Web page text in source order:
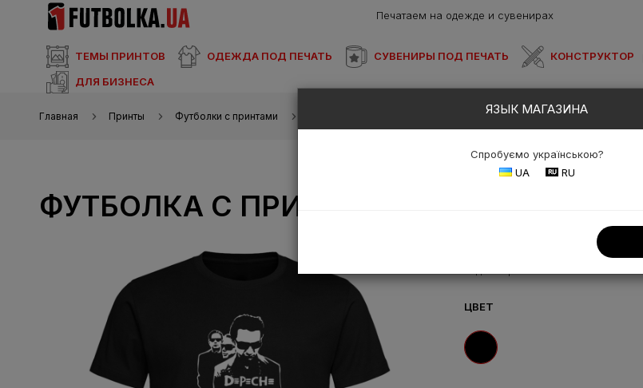
Печатаем на одежде и сувенирах
ТЕМЫ ПРИНТОВ ОДЕЖДА ПОД ПЕЧАТЬ СУВЕНИРЫ ПОД ПЕЧАТЬ КОНСТРУКТОР
ДЛЯ БИЗНЕСА
Главная Принты Футболки с принтами Футболка с принтом "Depeche Mode"
×
ЯЗЫК МАГАЗИНА
Спробуємо українською?
UA
RU
ФУТБОЛКА С ПРИНТОМ "DEPECHE MODE"
ЦВЕТ